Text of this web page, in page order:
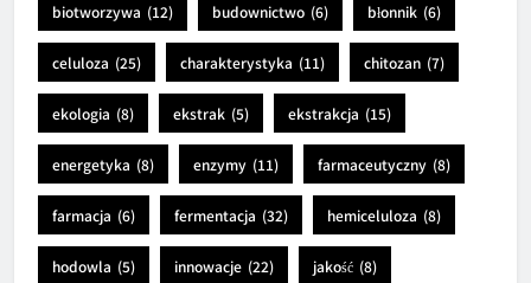
biotworzywa (12) budownictwo (6) błonnik (6)
celuloza (25) charakterystyka (11) chitozan (7)
ekologia (8) ekstrak (5) ekstrakcja (15)
energetyka (8) enzymy (11) farmaceutyczny (8)
farmacja (6) fermentacja (32) hemiceluloza (8)
hodowla (5) innowacje (22) jakość (8)